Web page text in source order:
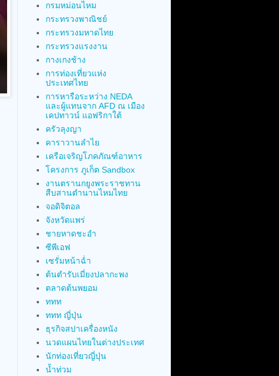
กรมหม่อนไหม
กระทรวงพาณิชย์
กระทรวงมหาดไทย
กระทรวงแรงงาน
กางเกงช้าง
การท่องเที่ยวแห่ง
ประเทศไทย
การหารือระหว่าง NEDA
และผู้แทนจาก AFD ณ เมือง
เคปทาวน์ แอฟริกาใต้
ครัวลุงญา
คาราวานลำไย
เครือเจริญโภคภัณฑ์อาหาร
โครงการ ภูเก็ต Sandbox
งานตรานกยูงพระราชทาน
สืบสานตำนานไหมไทย
จอดิจิตอล
จังหวัดแพร่
ชายหาดชะอำ
ซีพีเอฟ
เซรั่มหน้าฉ่ำ
ต้นตำรับเมี่ยงปลากะพง
ตลาดต้นพยอม
ททท
ททท ญี่ปุ่น
ธุรกิจสปาเครื่องหนัง
นวดแผนไทยในต่างประเทศ
นักท่องเที่ยวญี่ปุ่น
น้ำท่วม